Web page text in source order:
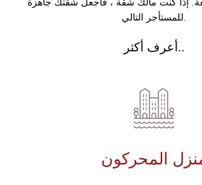
إذا كنت مالك شقة ، فاجعل شقتك جاهزة
للمستأجر التالي.
أعرف أكثر..
المحركون